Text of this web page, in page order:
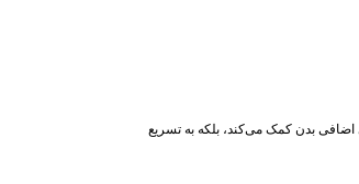
اضافی بدن کمک می‌کند، بلکه به تسریع